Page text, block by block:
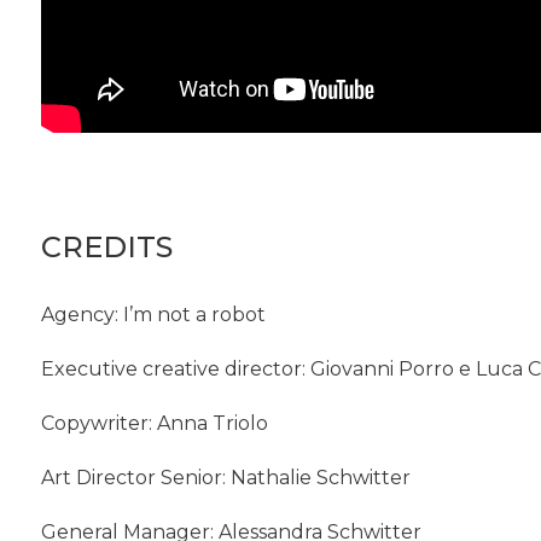
CREDITS
Agency: I’m not a robot
Executive creative director: Giovanni Porro e Luca
Copywriter: Anna Triolo
Art Director Senior: Nathalie Schwitter
General Manager: Alessandra Schwitter